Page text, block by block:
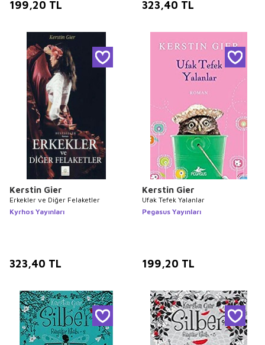
199,20 TL 323,40 TL
Kerstin Gier
Erkekler ve Diğer Felaketler
Kyrhos Yayınları
323,40 TL
Kerstin Gier
Ufak Tefek Yalanlar
Pegasus Yayınları
199,20 TL